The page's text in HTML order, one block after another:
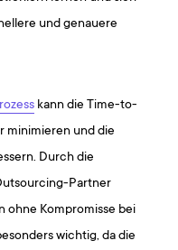
und genauere
kann die Time-to-
minimieren und die
Durch die
Partner
ohne Kompromisse bei
wichtig, da die